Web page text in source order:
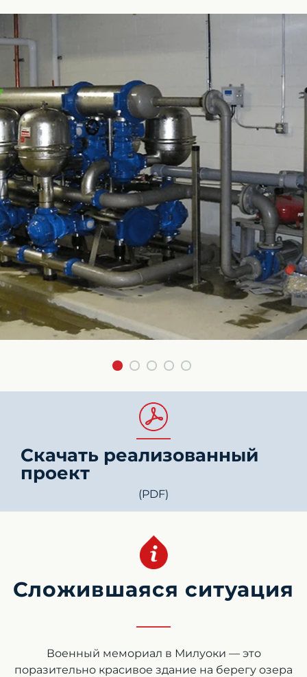
Скачать реализованный
проект
(PDF)
Сложившаяся ситуация
Военный мемориал в Милуоки — это
поразительно красивое здание на берегу озера